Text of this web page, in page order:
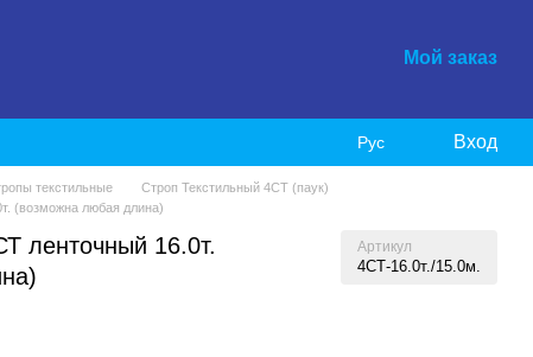
Мой заказ
Рус Вход
текстильные
Строп Текстильный 4СТ (паук)
(возможна любая длина)
ленточный 16.0т.
Артикул
4СТ-16.0т./15.0м.